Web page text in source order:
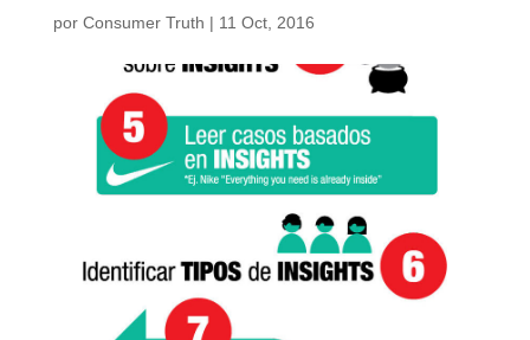
por Consumer Truth | 11 Oct, 2016